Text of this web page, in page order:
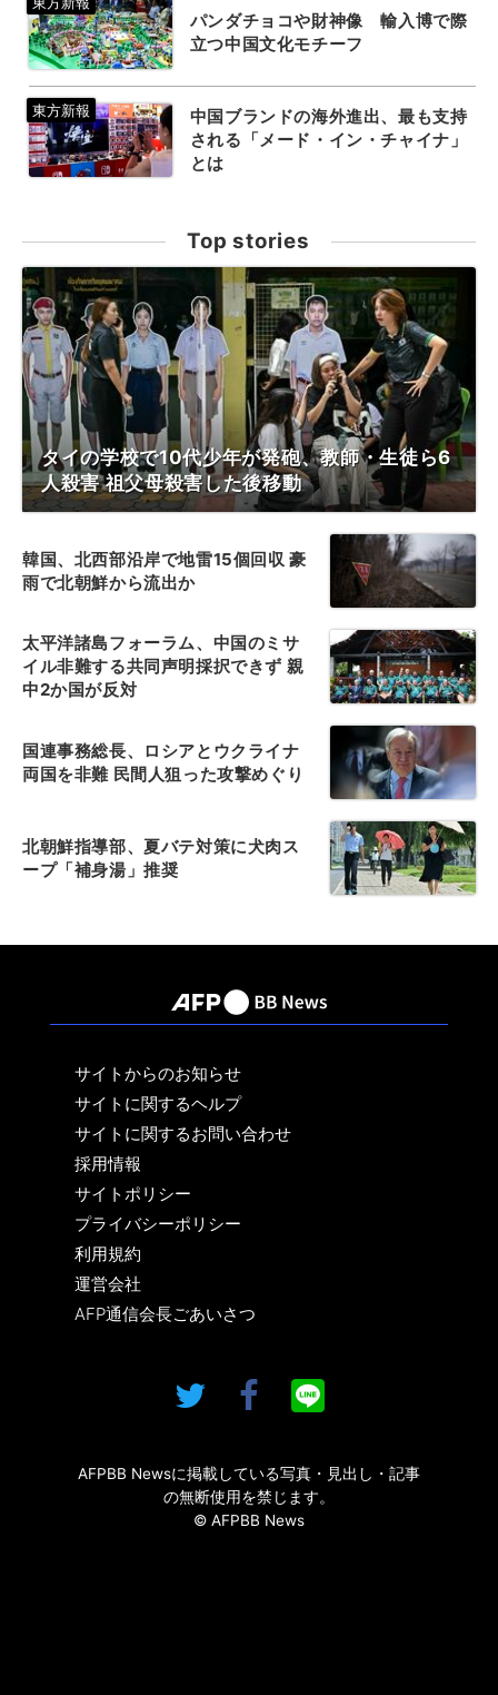
パンダチョコや財神像 輸入博で際
立つ中国文化モチーフ
中国ブランドの海外進出、最も支持
される「メード・イン・チャイナ」
とは
Top stories
タイの学校で10代少年が発砲、教師・生徒ら6
人殺害 祖父母殺害した後移動
韓国、北西部沿岸で地雷15個回収 豪
雨で北朝鮮から流出か
太平洋諸島フォーラム、中国のミサ
イル非難する共同声明採択できず 親
中2か国が反対
国連事務総長、ロシアとウクライナ
両国を非難 民間人狙った攻撃めぐり
北朝鮮指導部、夏バテ対策に犬肉ス
ープ「補身湯」推奨
サイトからのお知らせ
サイトに関するヘルプ
サイトに関するお問い合わせ
採用情報
サイトポリシー
プライバシーポリシー
利用規約
運営会社
AFP通信会長ごあいさつ
AFPBB Newsに掲載している写真・見出し・記事
の無断使用を禁じます。
© AFPBB News